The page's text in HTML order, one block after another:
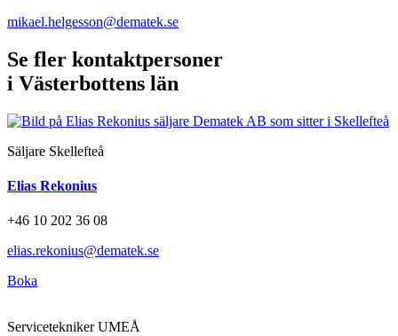
mikael.helgesson@dematek.se
Se fler kontaktpersoner
i Västerbottens län
Säljare Skellefteå
Elias Rekonius
+46 10 202 36 08
elias.rekonius@dematek.se
Boka
Servicetekniker UMEÅ